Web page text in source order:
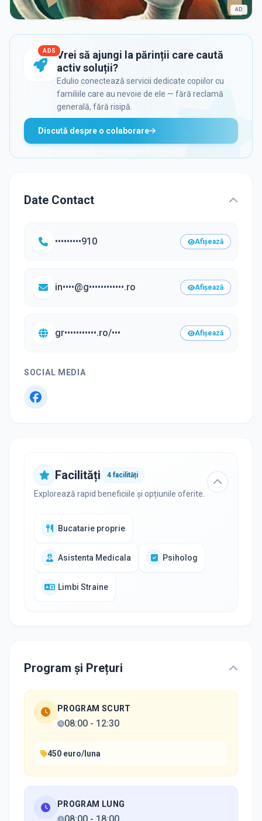
AD
ADS Vrei să ajungi la părinții care caută
activ soluții?
Edulio conectează servicii dedicate copiilor cu
familiile care au nevoie de ele — fără reclamă
generală, fără risipă.
Discută despre o colaborare
Date Contact
•••••••••910 Afișează
in••••@g••••••••••••.ro Afișează
gr•••••••••••.ro/••• Afișează
SOCIAL MEDIA
Facilități 4 facilități
Explorează rapid beneficiile și opțiunile oferite.
Bucatarie proprie
Asistenta Medicala Psiholog
Limbi Straine
Program și Prețuri
PROGRAM SCURT
08:00 - 12:30
450 euro/luna
PROGRAM LUNG